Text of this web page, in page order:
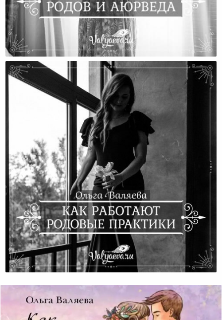
Восстановление После Родов И Аюрведа
Как Работают Родовые Практики